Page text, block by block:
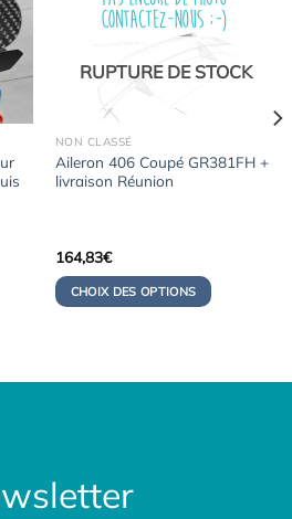
RUPTURE DE STOCK
NON CLASSÉ
Aileron 406 Coupé GR381FH +
livraison Réunion
164,83€
CHOIX DES OPTIONS